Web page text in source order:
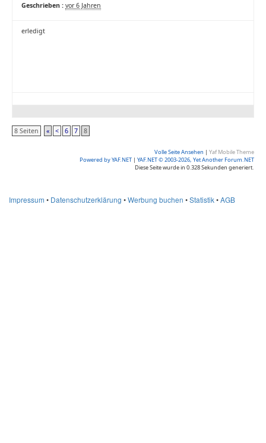
Geschrieben : vor 6 Jahren
erledigt
8 Seiten « < 6 7 8
Volle Seite Ansehen | Yaf Mobile Theme
Powered by YAF.NET | YAF.NET © 2003-2026, Yet Another Forum.NET
Diese Seite wurde in 0.328 Sekunden generiert.
Impressum • Datenschutzerklärung •Werbung buchen •Statistik•AGB